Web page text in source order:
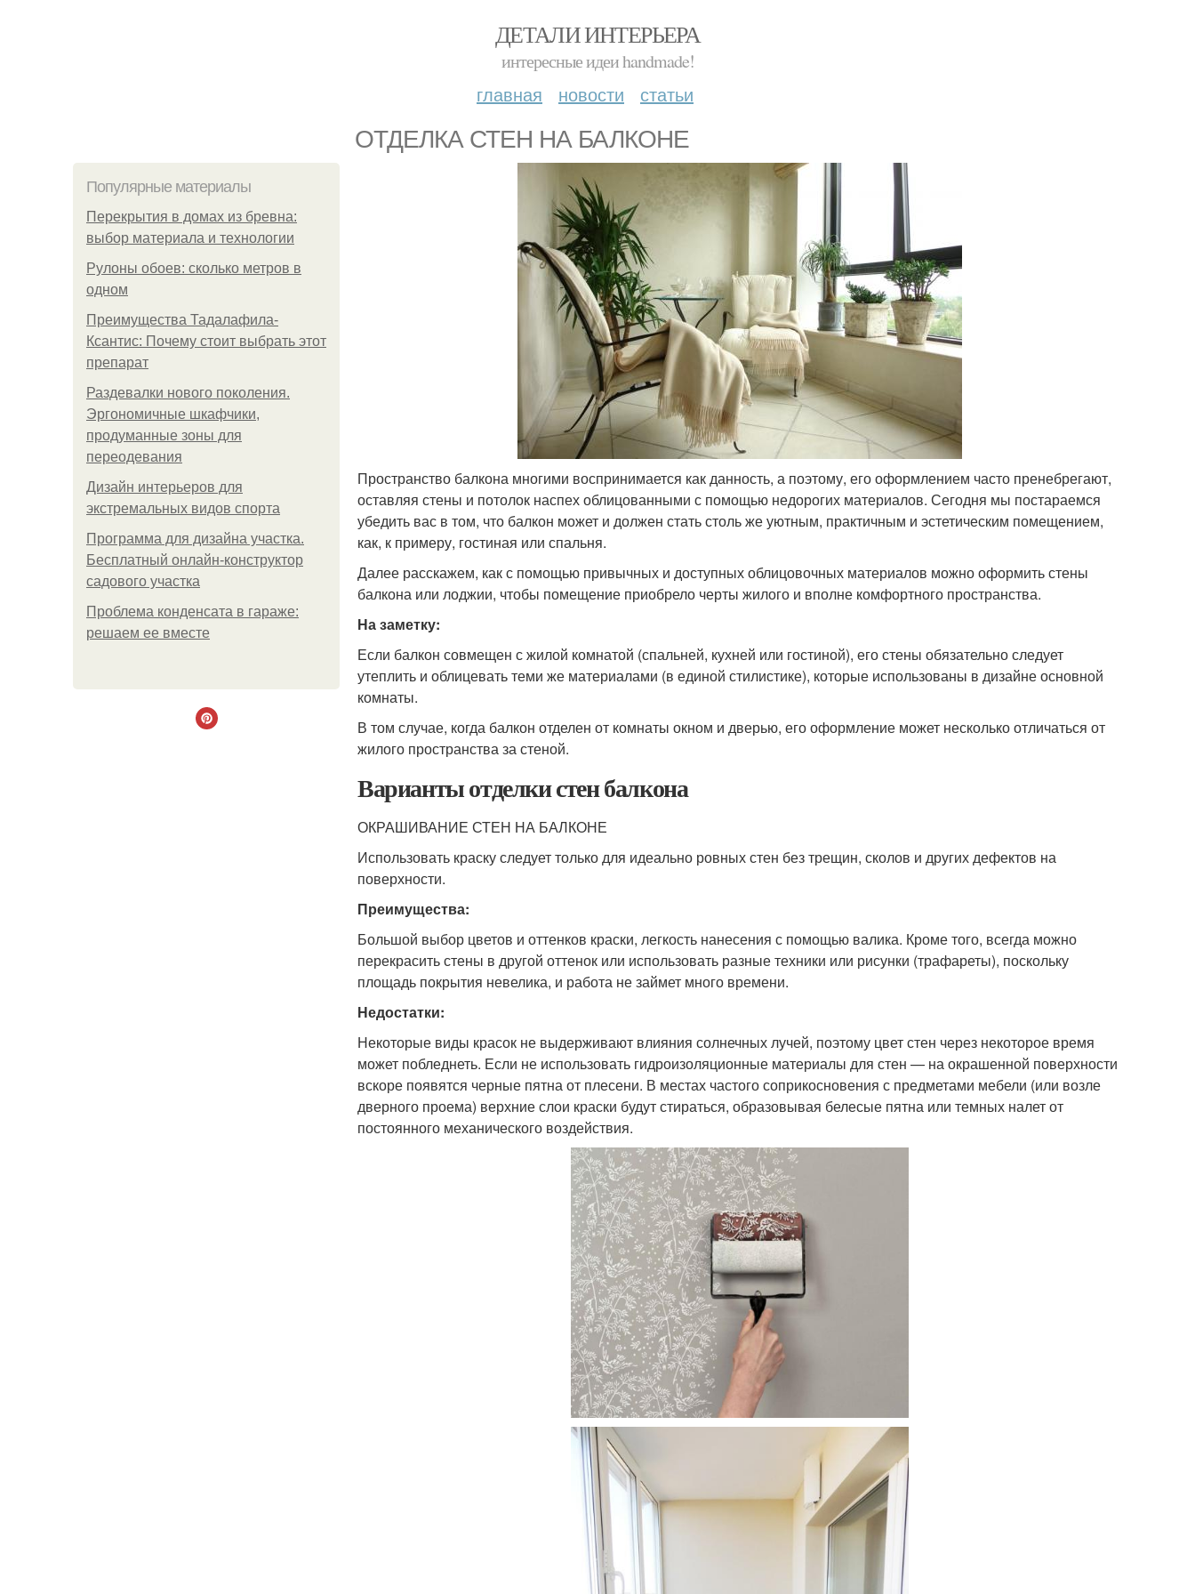
ДЕТАЛИ ИНТЕРЬЕРА
интересные идеи handmade!
главная новости статьи
ОТДЕЛКА СТЕН НА БАЛКОНЕ
Популярные материалы
Перекрытия в домах из бревна:
выбор материала и технологии
Рулоны обоев: сколько метров в
одном
Преимущества Тадалафила-
Ксантис: Почему стоит выбрать этот
препарат
Раздевалки нового поколения.
Эргономичные шкафчики,
продуманные зоны для
переодевания
Дизайн интерьеров для
экстремальных видов спорта
Программа для дизайна участка.
Бесплатный онлайн-конструктор
садового участка
Проблема конденсата в гараже:
решаем ее вместе
Пространство балкона многими воспринимается как данность, а поэтому, его оформлением часто пренебрегают,
оставляя стены и потолок наспех облицованными с помощью недорогих материалов. Сегодня мы постараемся
убедить вас в том, что балкон может и должен стать столь же уютным, практичным и эстетическим помещением,
как, к примеру, гостиная или спальня.
Далее расскажем, как с помощью привычных и доступных облицовочных материалов можно оформить стены
балкона или лоджии, чтобы помещение приобрело черты жилого и вполне комфортного пространства.
На заметку:
Если балкон совмещен с жилой комнатой (спальней, кухней или гостиной), его стены обязательно следует
утеплить и облицевать теми же материалами (в единой стилистике), которые использованы в дизайне основной
комнаты.
В том случае, когда балкон отделен от комнаты окном и дверью, его оформление может несколько отличаться от
жилого пространства за стеной.
Варианты отделки стен балкона
ОКРАШИВАНИЕ СТЕН НА БАЛКОНЕ
Использовать краску следует только для идеально ровных стен без трещин, сколов и других дефектов на
поверхности.
Преимущества:
Большой выбор цветов и оттенков краски, легкость нанесения с помощью валика. Кроме того, всегда можно
перекрасить стены в другой оттенок или использовать разные техники или рисунки (трафареты), поскольку
площадь покрытия невелика, и работа не займет много времени.
Недостатки:
Некоторые виды красок не выдерживают влияния солнечных лучей, поэтому цвет стен через некоторое время
может побледнеть. Если не использовать гидроизоляционные материалы для стен — на окрашенной поверхности
вскоре появятся черные пятна от плесени. В местах частого соприкосновения с предметами мебели (или возле
дверного проема) верхние слои краски будут стираться, образовывая белесые пятна или темных налет от
постоянного механического воздействия.